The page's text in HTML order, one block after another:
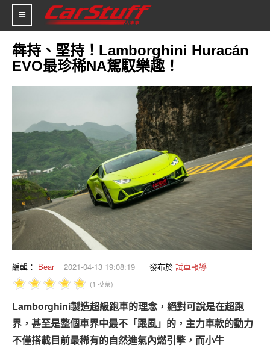
新車價格
賽車新聞
汽車改裝
輪胎特區
促銷訊息
人車軼事
試車報導
專題報導
車型比拼
兩輪世界
犇持、堅持！Lamborghini Huracán
EVO最珍稀NA駕馭樂趣！
編輯： Bear 2021-04-13 19:08:19 發布於 試車報導
(1 投票)
Lamborghini製造超級跑車的理念，絕對可說是在超跑
界，甚至是整個車界中最不「跟風」的，主力車款的動力
不僅搭載目前最稀有的自然進氣內燃引擎，而小牛